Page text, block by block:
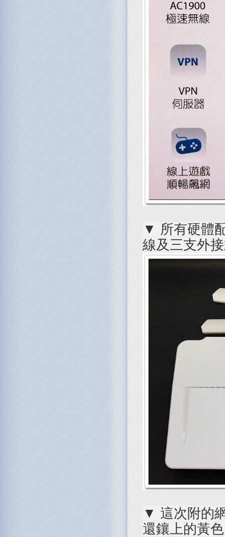
▼ 所有硬體
線及三支外
▼ 這次附的
還鑲上的黃